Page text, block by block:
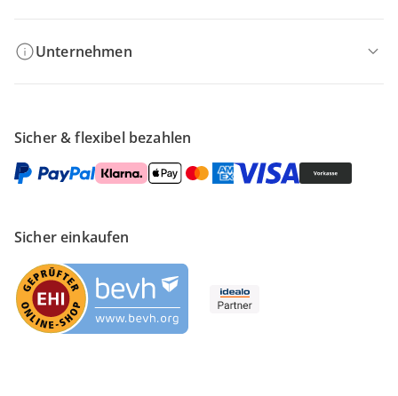
Unternehmen
Sicher & flexibel bezahlen
Sicher einkaufen